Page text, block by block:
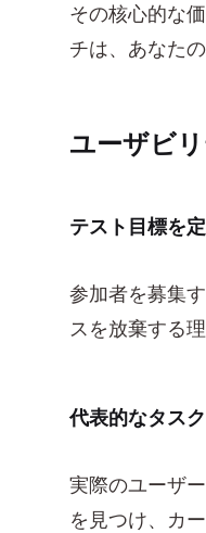
その核心的な
チは、あなた
ユーザビ
テスト目標を
参加者を募集
スを放棄する
代表的なタス
実際のユーザ
を見つけ、カ